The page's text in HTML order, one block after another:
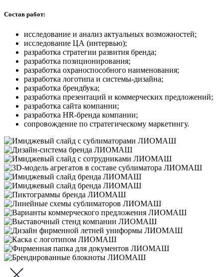
Состав работ:
исследование и анализ актуальных возможностей;
исследование ЦА (интервью);
разработка стратегии развития бренда;
разработка позиционирования;
разработка охраноспособного наименования;
разработка логотипа и системы-дизайна;
разработка брендбука;
разработка презентаций и коммерческих предложений;
разработка сайта компании;
разработка HR-бренда компании;
сопровождение по стратегическому маркетингу.